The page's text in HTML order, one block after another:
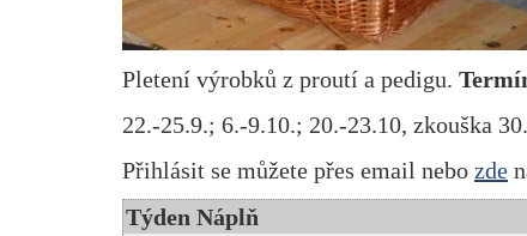
Pletení výrobků z proutí a pedigu.
22.-25.9.; 6.-9.10.; 20.-23.10, zkouška
Přihlásit se můžete přes email nebo zde
Týden Náplň